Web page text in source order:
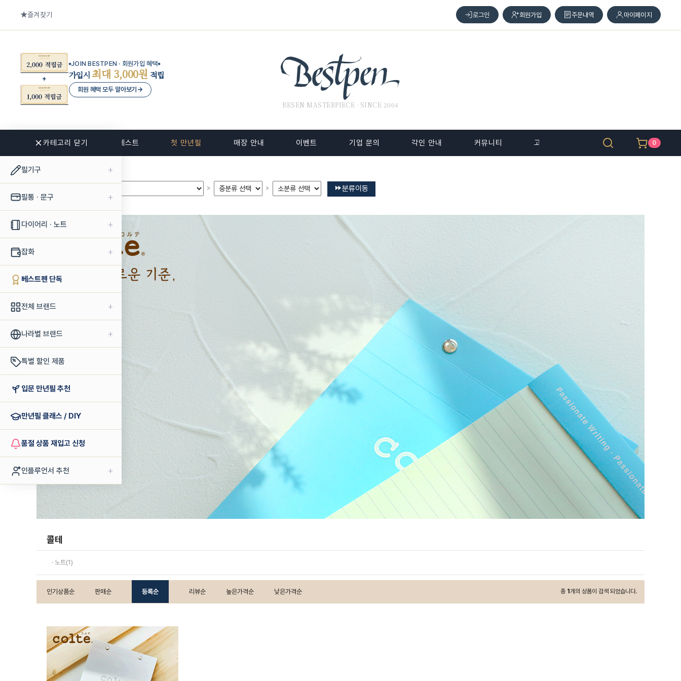
즐겨찾기
JOIN BESTPEN · 회원가입 혜택
가입시 최대 3,000원 적립
회원 혜택 모두 알아보기 →
로그인 회원가입 주문내역 마이페이지
BESEN MASTERPIECE · SINCE 2004
카테고리 닫기
필기구 +
필통 · 문구 +
다이어리 · 노트 +
잡화 +
베스트펜 단독
전체 브랜드 +
나라별 브랜드 +
특별 할인 제품
입문 만년필 추천
만년필 클래스 / DIY
품절 상품 재입고 신청
인플루언서 추천 +
신상품 베스트 첫 만년필 매장 안내 이벤트 기업 문의 각인 안내 커뮤니티 고객 센터 0
> > 분류이동
콜테
· 노트(1)
총 1 개의 상품이 검색 되었습니다.
인기상품순 판매순 등록순 리뷰순 높은가격순 낮은가격순